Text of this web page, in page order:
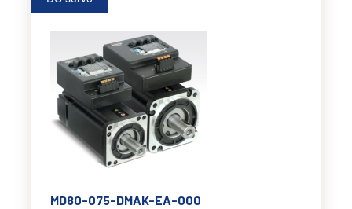
MD80-075-DMAK-EA-000